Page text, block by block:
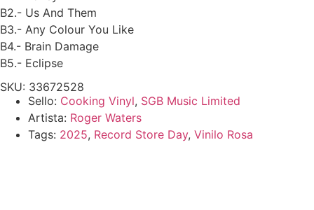
B2.- Us And Them
B3.- Any Colour You Like
B4.- Brain Damage
B5.- Eclipse
SKU: 33672528
Sello: Cooking Vinyl, SGB Music Limited
Artista: Roger Waters
Tags: 2025, Record Store Day, Vinilo Rosa